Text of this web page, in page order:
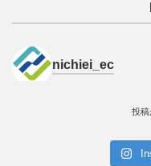
nichiei_ec
投稿